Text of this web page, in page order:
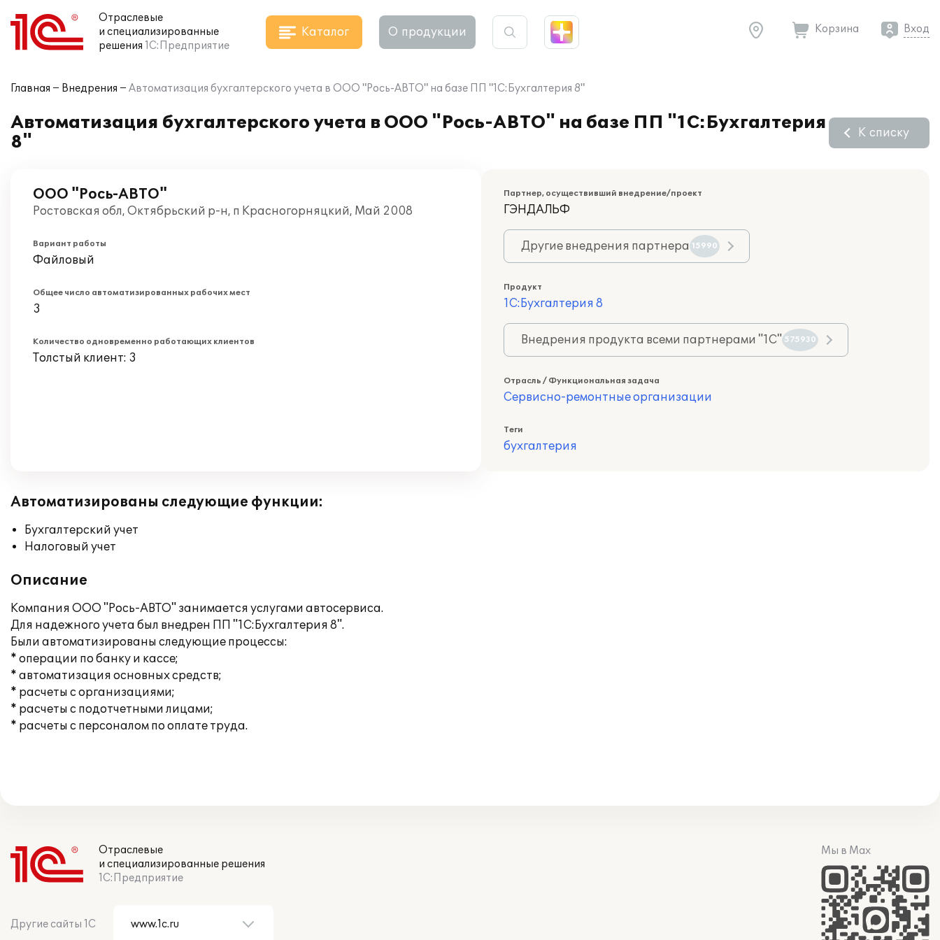
Отраслевые
и специализированные
решения 1С:Предприятие
Каталог О продукции Корзина Вход
Главная Внедрения Автоматизация бухгалтерского учета в ООО "Рось-АВТО" на базе ПП "1С:Бухгалтерия 8"
Автоматизация бухгалтерского учета в ООО "Рось-АВТО" на базе ПП "1С:Бухгалтерия
8"
К списку
ООО "Рось-АВТО"
Ростовская обл, Октябрьский р-н, п Красногорняцкий, Май 2008
Вариант работы
Файловый
Общее число автоматизированных рабочих мест
3
Количество одновременно работающих клиентов
Толстый клиент: 3
Партнер, осуществивший внедрение/проект
ГЭНДАЛЬФ
Другие внедрения партнера 15990
Продукт
1С:Бухгалтерия 8
Внедрения продукта всеми партнерами "1С" 575930
Отрасль / Функциональная задача
Сервисно-ремонтные организации
Теги
бухгалтерия
Автоматизированы следующие функции:
Бухгалтерский учет
Налоговый учет
Описание
Компания ООО "Рось-АВТО" занимается услугами автосервиса.
Для надежного учета был внедрен ПП "1С:Бухгалтерия 8".
Были автоматизированы следующие процессы:
* операции по банку и кассе;
* автоматизация основных средств;
* расчеты с организациями;
* расчеты с подотчетными лицами;
* расчеты с персоналом по оплате труда.
Отраслевые
и специализированные решения
1С:Предприятие
Другие сайты 1С
Мы в Max